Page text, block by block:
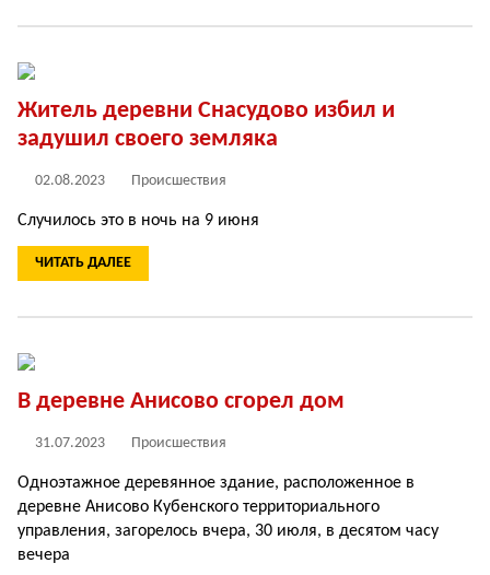
Житель деревни Снасудово избил и
задушил своего земляка
02.08.2023 Происшествия
Случилось это в ночь на 9 июня
ЧИТАТЬ ДАЛЕЕ
В деревне Анисово сгорел дом
31.07.2023 Происшествия
Одноэтажное деревянное здание, расположенное в
деревне Анисово Кубенского территориального
управления, загорелось вчера, 30 июля, в десятом часу
вечера